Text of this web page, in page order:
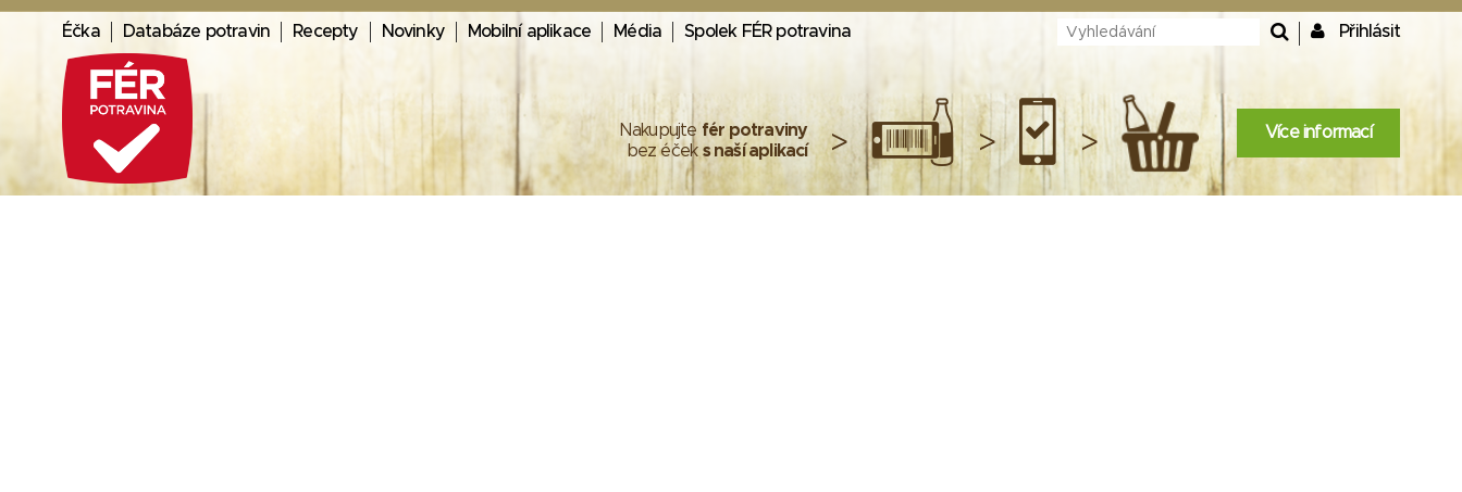
Éčka Databáze potravin Recepty Novinky Mobilní aplikace Média Spolek FÉR potravina Přihlásit
Nakupujte fér potraviny
bez éček s naší aplikací > > > Více informací